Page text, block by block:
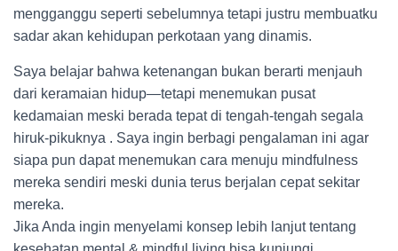
mengganggu seperti sebelumnya tetapi justru membuatku
sadar akan kehidupan perkotaan yang dinamis.
Saya belajar bahwa ketenangan bukan berarti menjauh
dari keramaian hidup—tetapi menemukan pusat
kedamaian meski berada tepat di tengah-tengah segala
hiruk-pikuknya . Saya ingin berbagi pengalaman ini agar
siapa pun dapat menemukan cara menuju mindfulness
mereka sendiri meski dunia terus berjalan cepat sekitar
mereka.
Jika Anda ingin menyelami konsep lebih lanjut tentang